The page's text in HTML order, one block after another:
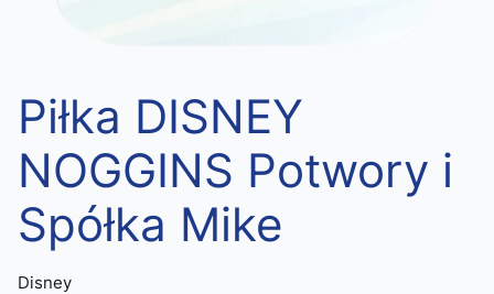
Piłka DISNEY
NOGGINS Potwory i
Spółka Mike
Disney